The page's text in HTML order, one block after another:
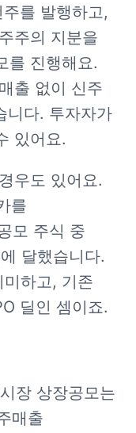
를 발행하고,
주의 지분을
를 진행해요.
출 없이 신주
니다. 투자자가
있어요.
우도 있어요.
를
모 주식 중
달했습니다.
하고, 기존
딜인 셈이죠.
장 상장공모는
매출